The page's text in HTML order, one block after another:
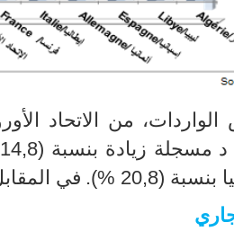
من الاتحاد
بنسبة (20,8
%
). في